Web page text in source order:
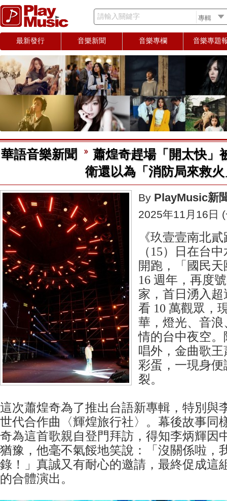
請輸入關鍵字
最新發行 音樂新聞 音樂專欄 音樂專題
華語音樂新聞
蕭煌奇趕場「開太快」
衛還以為「消防局來救
By PlayMusic新
2025年11月16日
《玖壹壹南北
（15）日在台
開跑，「國民
16 週年，再度
家，首日湧入
看 10 萬觀眾，
華，燈光、音
情的台中夜空
唱外，金曲歌
彩蛋，一現身
裂。
這次蕭煌奇為了推出台語新專輯，特別與
世代合作曲〈輝煌旅行社〉。幕後故事同
奇為這首歌親自登門拜訪，得知李炳輝因
猶豫，他毫不氣餒地笑說：「沒關係啦，
錄！」真誠又有耐心的邀請，最終促成這
的合體演出。